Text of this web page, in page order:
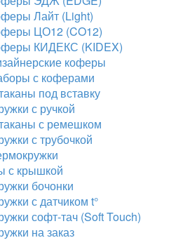
Лайт (Light)
ЦО12 (CO12)
КИДЕКС (KIDEX)
коферы
с коферами
под вставку
с ручкой
с ремешком
с трубочкой
с крышкой
бочонки
с датчиком t°
софт-тач (Soft Touch)
на заказ